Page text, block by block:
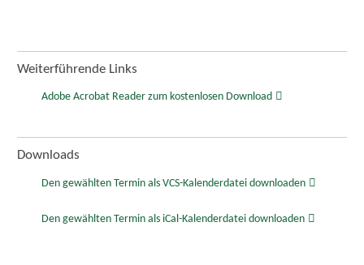
Weiterführende Links
Adobe Acrobat Reader zum kostenlosen Download
Downloads
Den gewählten Termin als VCS-Kalenderdatei downloaden
Den gewählten Termin als iCal-Kalenderdatei downloaden